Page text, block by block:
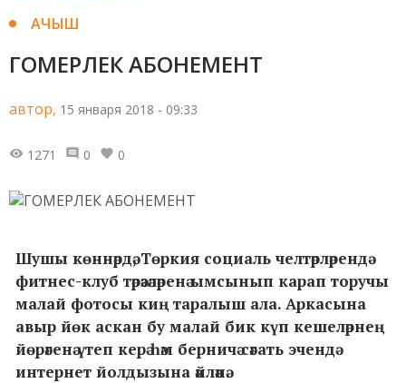
АЧЫШ
ГОМЕРЛЕК АБОНЕМЕНТ
автор, 15 января 2018 - 09:33
1271 0 0
Шушы көннәрдә, Төркия социаль челтәрләрендә
фитнес-клуб тәрәзәләренә ымсынып карап торучы
малай фотосы киң таралыш ала. Аркасына
авыр йөк аскан бу малай бик күп кешеләрнең
йөрәгенә үтеп керә һәм берничә сәгать эчендә
интернет йолдызына әйләнә.